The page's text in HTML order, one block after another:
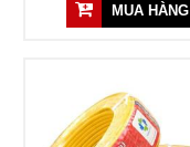
MUA HÀNG